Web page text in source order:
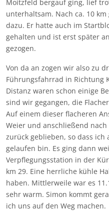
Moitzfeld bergauf ging, lief
unterhaltsam. Nach ca. 10
dazu. Er hatte auch im
gehalten und ist erst später
gezogen.
Von da an zogen wir also zu
Führungsfahrrad in Richtung
Distanz waren schon einige
sind wir gegangen, die
Auf einem dieser flacheren
Weier und anschließend
zurück geblieben, so dass
gelaufen bin. Es ging dann
Verpflegungsstation in der
km 29. Eine herrliche kühle
haben. Mittlerweile war es
sehr warm. Simon kommt
ich uns auf den Weg machen.